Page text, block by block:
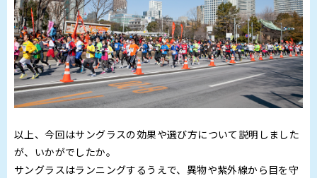
以上、今回はサングラスの効果や選び方について説明しました
が、いかがでしたか。
サングラスはランニングするうえで、異物や紫外線から目を守